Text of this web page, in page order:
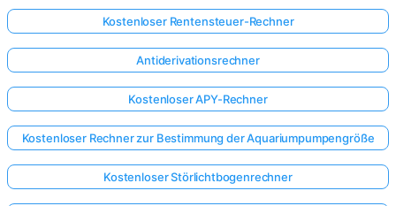
Kostenloser Rentensteuer-Rechner
Antiderivationsrechner
Kostenloser APY-Rechner
Kostenloser Rechner zur Bestimmung der Aquariumpumpengröße
Kostenloser Störlichtbogenrechner